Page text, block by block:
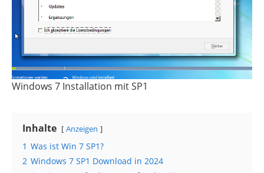
Windows 7 Installation mit SP1
Inhalte Anzeigen
1 Was ist Win 7 SP1?
2 Windows 7 SP1 Download in 2024